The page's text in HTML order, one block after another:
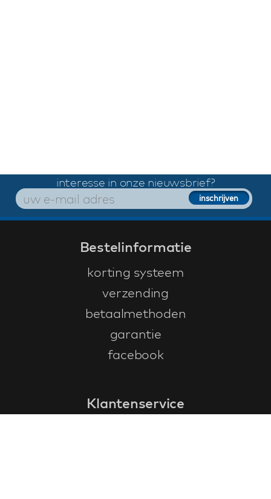
interesse in onze nieuwsbrief?
Bestelinformatie
korting systeem
verzending
betaalmethoden
garantie
facebook
Klantenservice